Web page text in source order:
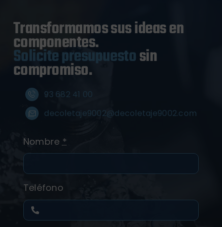
Transformamos sus ideas en
componentes.
Solicite presupuestosin
compromiso.
93 682 41 00
decoletaje9002@decoletaje9002.com
Nombre *
Teléfono